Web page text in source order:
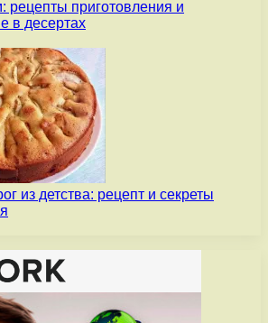
рецепты приготовления и
в десертах
из детства: рецепт и секреты